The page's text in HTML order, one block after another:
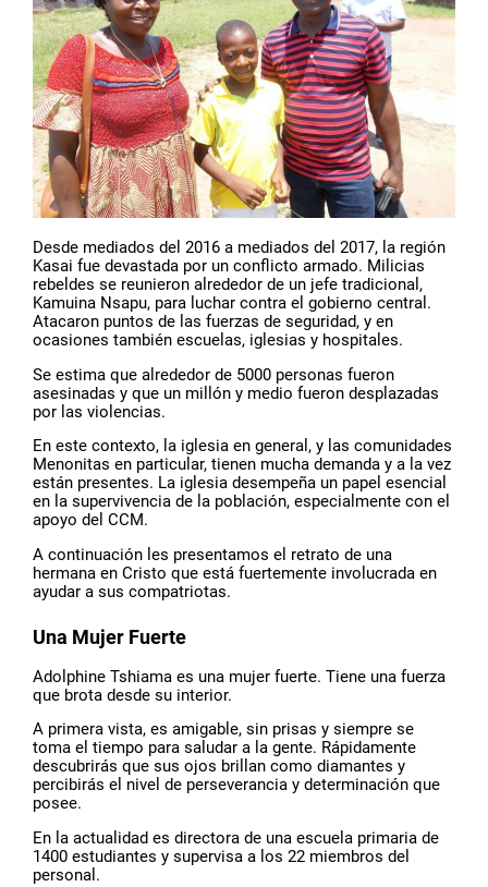
Desde mediados del 2016 a mediados del 2017, la región
Kasai fue devastada por un conflicto armado. Milicias
rebeldes se reunieron alrededor de un jefe tradicional,
Kamuina Nsapu, para luchar contra el gobierno central.
Atacaron puntos de las fuerzas de seguridad, y en
ocasiones también escuelas, iglesias y hospitales.
Se estima que alrededor de 5000 personas fueron
asesinadas y que un millón y medio fueron desplazadas
por las violencias.
En este contexto, la iglesia en general, y las comunidades
Menonitas en particular, tienen mucha demanda y a la vez
están presentes. La iglesia desempeña un papel esencial
en la supervivencia de la población, especialmente con el
apoyo del CCM.
A continuación les presentamos el retrato de una
hermana en Cristo que está fuertemente involucrada en
ayudar a sus compatriotas.
Una Mujer Fuerte
Adolphine Tshiama es una mujer fuerte. Tiene una fuerza
que brota desde su interior.
A primera vista, es amigable, sin prisas y siempre se
toma el tiempo para saludar a la gente. Rápidamente
descubrirás que sus ojos brillan como diamantes y
percibirás el nivel de perseverancia y determinación que
posee.
En la actualidad es directora de una escuela primaria de
1400 estudiantes y supervisa a los 22 miembros del
personal.